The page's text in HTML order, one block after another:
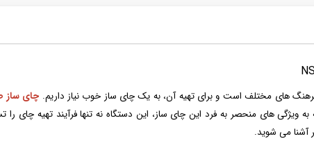
های مختلف است و برای تهیه آن، به یک چای ساز خوب نیاز داریم. چای ساز
ویژگی های منحصر به فرد این چای ساز، این دستگاه نه تنها فرآیند تهیه چای
آشنا می شوید.